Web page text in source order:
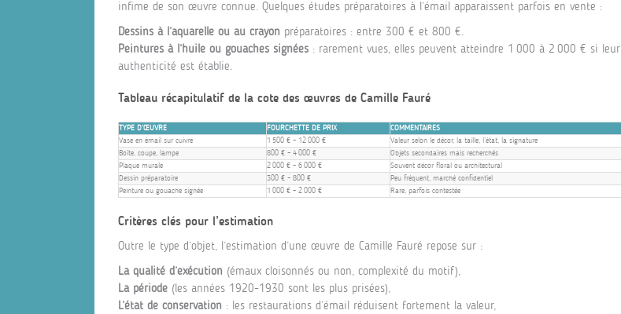
infime de son œuvre connue. Quelques études préparatoires à l’émail apparaissent parfois en vente :
Dessins à l’aquarelle ou au crayon préparatoires : entre 300 € et 800 €.
Peintures à l’huile ou gouaches signées : rarement vues, elles peuvent atteindre 1 000 à 2 000 € si leur
authenticité est établie.
Tableau récapitulatif de la cote des œuvres de Camille Fauré
TYPE D’ŒUVRE FOURCHETTE DE PRIX
COMMENTAIRES
Vase en émail sur cuivre
1 500 € – 12 000 €
Valeur selon le décor, la taille, l’état, la signature
Boîte, coupe, lampe
800 € – 4 000 €
Objets secondaires mais recherchés
Plaque murale
2 000 € – 6 000 €
Souvent décor floral ou architectural
Dessin préparatoire
300 € – 800 €
Peu fréquent, marché confidentiel
Peinture ou gouache signée
1 000 € – 2 000 € Rare, parfois contestée
Critères clés pour l’estimation
Outre le type d’objet, l’estimation d’une œuvre de Camille Fauré repose sur :
La qualité d’exécution (émaux cloisonnés ou non, complexité du motif),
La période (les années 1920-1930 sont les plus prisées),
L’état de conservation : les restaurations d’émail réduisent fortement la valeur,